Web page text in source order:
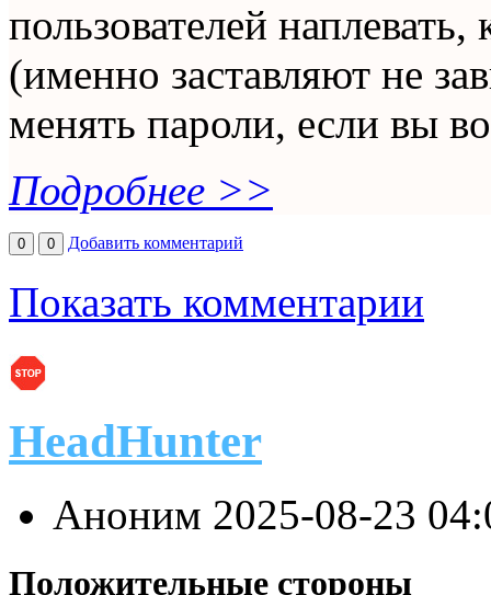
пользователей
(именно заставляют не
менять пароли, если вы
Подробнее >>
0 0 Добавить комментарий
Показать комментарии
HeadHunter
Аноним 2025-08-23
Положительные стороны